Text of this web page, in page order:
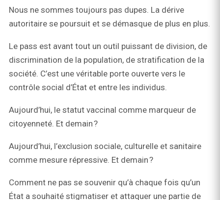
Nous ne sommes toujours pas dupes. La dérive
autoritaire se poursuit et se démasque de plus en plus.
Le pass est avant tout un outil puissant de division, de
discrimination de la population, de stratification de la
société. C’est une véritable porte ouverte vers le
contrôle social d’État et entre les individus.
Aujourd’hui, le statut vaccinal comme marqueur de
citoyenneté. Et demain ?
Aujourd’hui, l’exclusion sociale, culturelle et sanitaire
comme mesure répressive. Et demain ?
Comment ne pas se souvenir qu’à chaque fois qu’un
État a souhaité stigmatiser et attaquer une partie de